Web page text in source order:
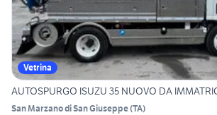
Vetrina
AUTOSPURGO ISUZU 35 NUOVO DA
San Marzano di San Giuseppe(TA)